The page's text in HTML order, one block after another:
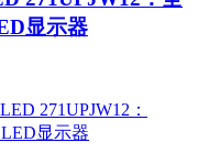
显示器